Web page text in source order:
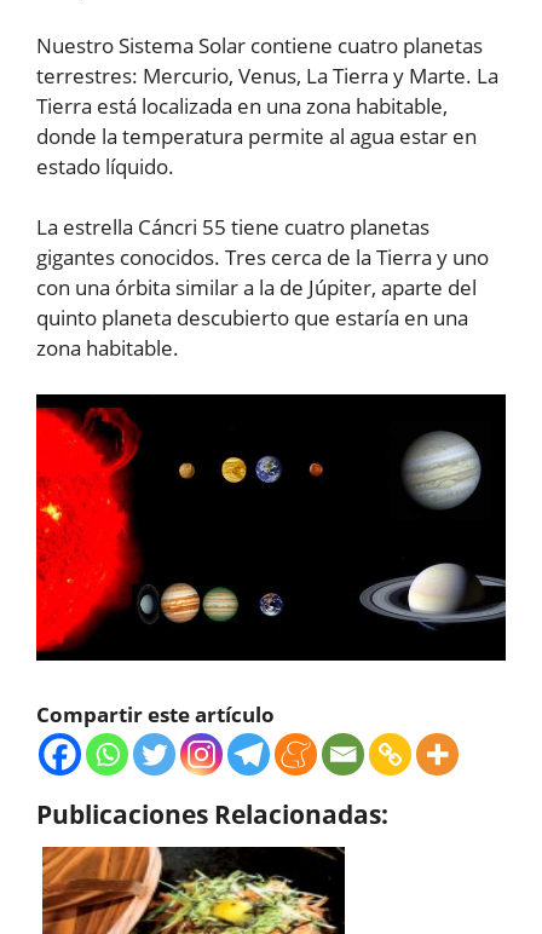
Nuestro Sistema Solar contiene cuatro planetas
terrestres: Mercurio, Venus, La Tierra y Marte. La
Tierra está localizada en una zona habitable,
donde la temperatura permite al agua estar en
estado líquido.
La estrella Cáncri 55 tiene cuatro planetas
gigantes conocidos. Tres cerca de la Tierra y uno
con una órbita similar a la de Júpiter, aparte del
quinto planeta descubierto que estaría en una
zona habitable.
Compartir este artículo
Publicaciones Relacionadas: